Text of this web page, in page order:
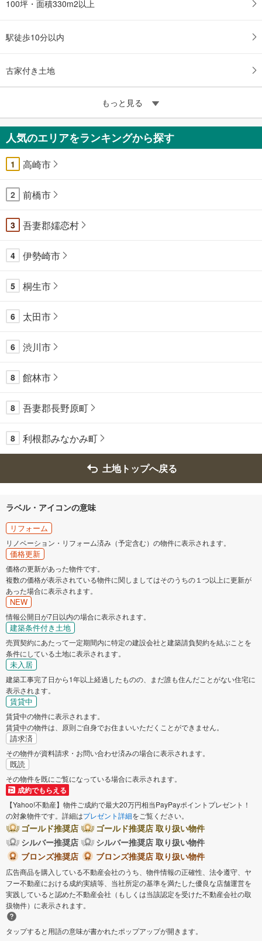
100坪・面積330m2以上
駅徒歩10分以内
古家付き土地
もっと見る
人気のエリアをランキングから探す
1 高崎市
2 前橋市
3 吾妻郡嬬恋村
4 伊勢崎市
5 桐生市
6 太田市
6 渋川市
8 館林市
8 吾妻郡長野原町
8 利根郡みなかみ町
土地トップへ戻る
ラベル・アイコンの意味
リフォーム
リノベーション・リフォーム済み（予定含む）の物件に表示されます。
価格更新
価格の更新があった物件です。
複数の価格が表示されている物件に関しましてはそのうちの１つ以上に更新が
あった場合に表示されます。
NEW
情報公開日が7日以内の場合に表示されます。
建築条件付き土地
売買契約にあたって一定期間内に特定の建設会社と建築請負契約を結ぶことを
条件にしている土地に表示されます。
未入居
建築工事完了日から1年以上経過したものの、まだ誰も住んだことがない住宅に
表示されます。
賃貸中
賃貸中の物件に表示されます。
賃貸中の物件は、原則ご自身でお住まいいただくことができません。
請求済
その物件が資料請求・お問い合わせ済みの場合に表示されます。
既読
その物件を既にご覧になっている場合に表示されます。
成約でもらえる
【Yahoo!不動産】物件ご成約で最大20万円相当PayPayポイントプレゼント！
の対象物件です。詳細はプレゼント詳細をご覧ください。
ゴールド推奨店
ゴールド推奨店 取り扱い物件
シルバー推奨店
シルバー推奨店 取り扱い物件
ブロンズ推奨店
ブロンズ推奨店 取り扱い物件
広告商品を購入している不動産会社のうち、物件情報の正確性、法令遵守、ヤ
フー不動産における成約実績等、当社所定の基準を満たした優良な店舗運営を
実践していると認めた不動産会社（もしくは当該認定を受けた不動産会社の取
扱物件）に表示されます。
タップすると用語の意味が書かれたポップアップが開きます。